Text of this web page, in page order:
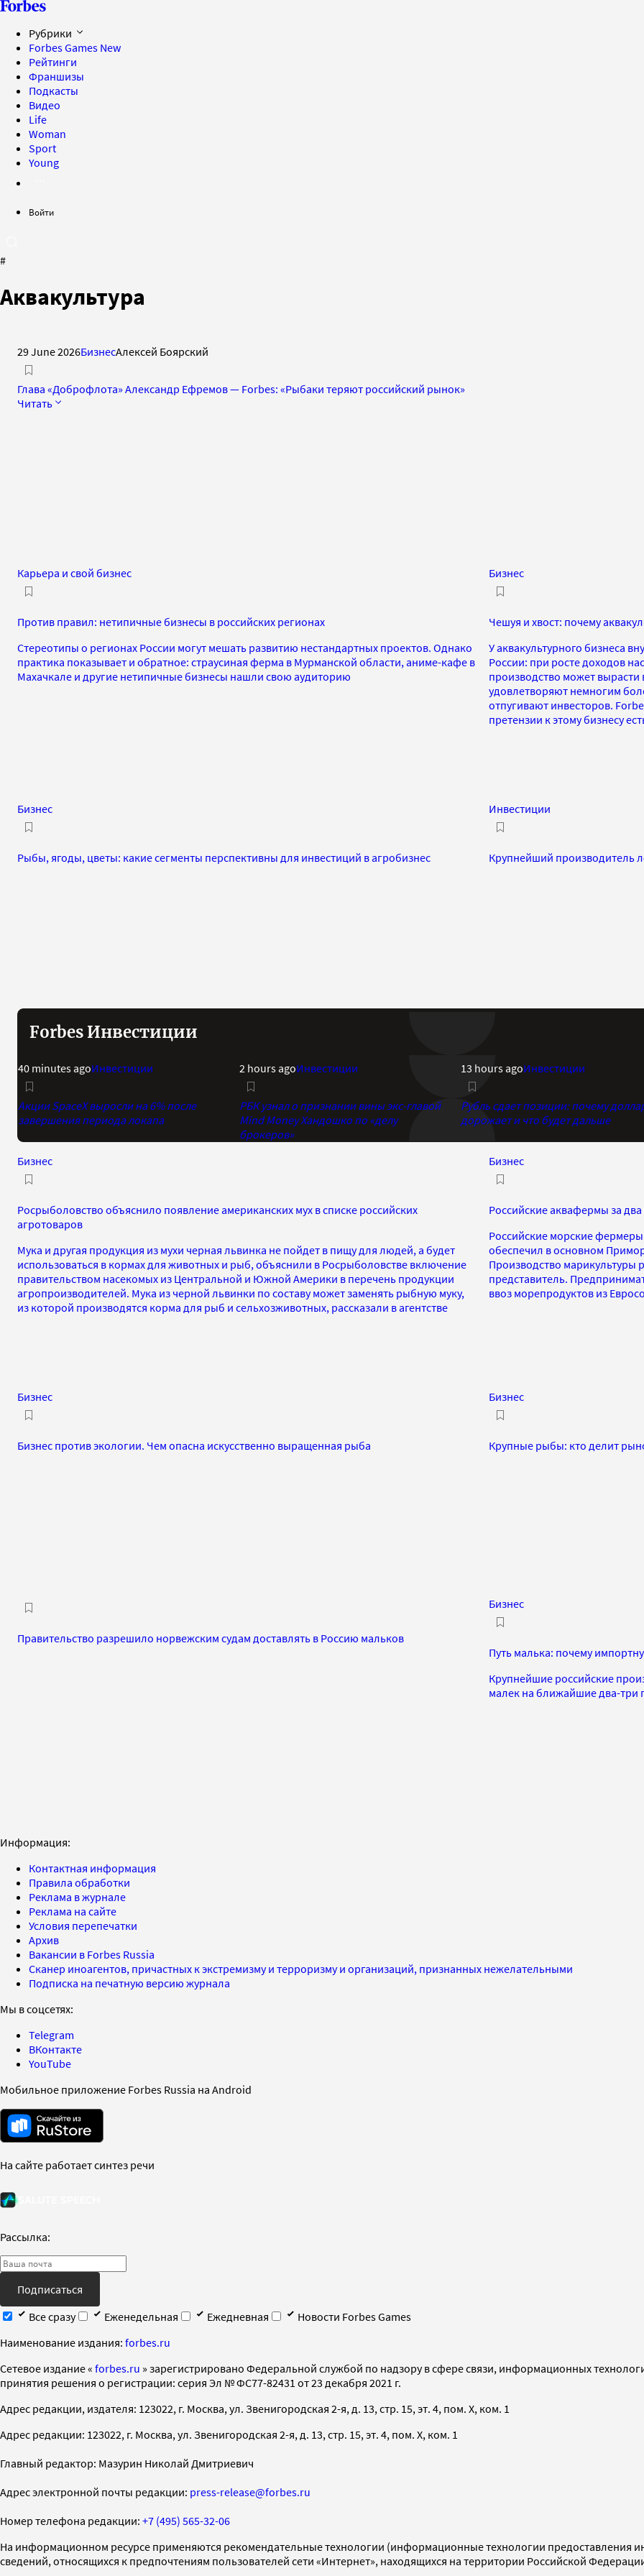
Рубрики
Forbes Games New
Рейтинги
Франшизы
Подкасты
Видео
Life
Woman
Sport
Young
Войти
#
Аквакультура
29 June 2026БизнесАлексей Боярский
Глава «Доброфлота» Александр Ефремов — Forbes: «Рыбаки теряют российский рынок»
Читать
Карьера и свой бизнес
Против правил: нетипичные бизнесы в российских регионах
Стереотипы о регионах России могут мешать развитию нестандартных проектов. Однако
практика показывает и обратное: страусиная ферма в Мурманской области, аниме-кафе в
Махачкале и другие нетипичные бизнесы нашли свою аудиторию
Бизнес
Чешуя и хвост: почему
У аквакультурного бизнеса
России: при росте доходов
производство может
удовлетворяют немногим
отпугивают инвесторов.
претензии к этому бизнесу
Бизнес
Рыбы, ягоды, цветы: какие сегменты перспективны для инвестиций в агробизнес
Инвестиции
Крупнейший производитель
Forbes Инвестиции
40 minutes agoИнвестиции
Акции SpaceX выросли на 6% после
завершения периода локапа
2 hours agoИнвестиции
РБК узнал о признании вины экс-главой
Mind Money Хандошко по «делу
брокеров»
13 hours agoИнвестиции
Рубль сдает позиции: почему
дорожает и что будет дальше
Бизнес
Росрыболовство объяснило появление американских мух в списке российских
агротоваров
Мука и другая продукция из мухи черная львинка не пойдет в пищу для людей, а будет
использоваться в кормах для животных и рыб, объяснили в Росрыболовстве включение
правительством насекомых из Центральной и Южной Америки в перечень продукции
агропроизводителей. Мука из черной львинки по составу может заменять рыбную муку,
из которой производятся корма для рыб и сельхозживотных, рассказали в агентстве
Бизнес
Российские аквафермы за
Российские морские фермеры
обеспечил в основном
Производство марикультуры
представитель.
ввоз морепродуктов из
Бизнес
Бизнес против экологии. Чем опасна искусственно выращенная рыба
Бизнес
Крупные рыбы: кто делит
Правительство разрешило норвежским судам доставлять в Россию мальков
Бизнес
Путь малька: почему
Крупнейшие российские
малек на ближайшие два-три
Информация:
Контактная информация
Правила обработки
Реклама в журнале
Реклама на сайте
Условия перепечатки
Архив
Вакансии в Forbes Russia
Сканер иноагентов, причастных к экстремизму и терроризму и организаций, признанных нежелательными
Подписка на печатную версию журнала
Мы в соцсетях:
Telegram
ВКонтакте
YouTube
Мобильное приложение Forbes Russia на Android
На сайте работает синтез речи
Рассылка:
Подписаться
Все сразу
Еженедельная Ежедневная
Новости Forbes Games
Наименование издания: forbes.ru
Cетевое издание « forbes.ru » зарегистрировано Федеральной службой по надзору в сфере связи, информационных
принятия решения о регистрации: серия Эл № ФС77-82431 от 23 декабря 2021 г.
Адрес редакции, издателя: 123022, г. Москва, ул. Звенигородская 2-я, д. 13, стр. 15, эт. 4, пом. X, ком. 1
Адрес редакции: 123022, г. Москва, ул. Звенигородская 2-я, д. 13, стр. 15, эт. 4, пом. X, ком. 1
Главный редактор: Мазурин Николай Дмитриевич
Адрес электронной почты редакции: press-release@forbes.ru
Номер телефона редакции: +7 (495) 565-32-06
На информационном ресурсе применяются рекомендательные технологии (информационные технологии предоставления
сведений, относящихся к предпочтениям пользователей сети «Интернет», находящихся на территории Российской